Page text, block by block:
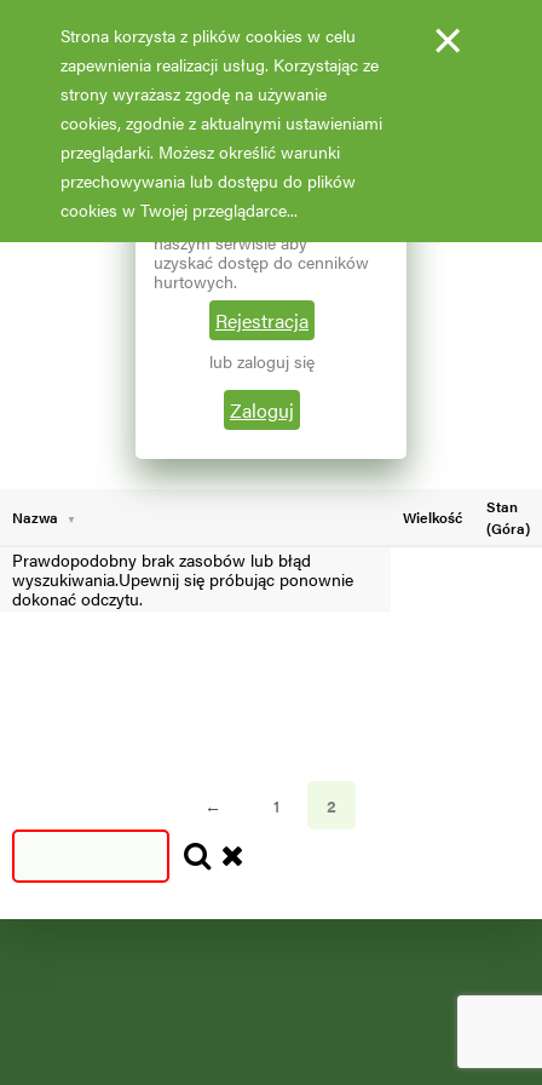
Reprezentujesz branżę
ogrodniczą? Zarejestruj się w
naszym serwisie aby
uzyskać dostęp do cenników
hurtowych.
Rejestracja
lub zaloguj się
Zaloguj
Fotooferta cenowa - hurt
Aktualizacja: 07.02.2026 godz: 02:03
Pokaż filtry
Wybierz grupę roślin
Wybierz nazwę rośliny
Aktualna liczba wyników: 68
1
Nazwa Wielkość
Stan
(Góra)
Prawdopodobny brak zasobów lub błąd
wyszukiwania.Upewnij się próbując ponownie
dokonać odczytu.
← 1 2
Strona korzysta z plików cookies w celu
zapewnienia realizacji usług. Korzystając ze
strony wyrażasz zgodę na używanie
cookies, zgodnie z aktualnymi ustawieniami
przeglądarki. Możesz określić warunki
przechowywania lub dostępu do plików
cookies w Twojej przeglądarce...
×